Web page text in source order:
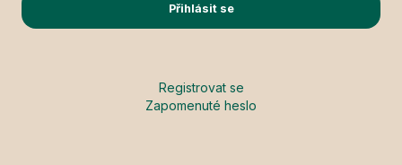
Přihlásit se
Registrovat se
Zapomenuté heslo